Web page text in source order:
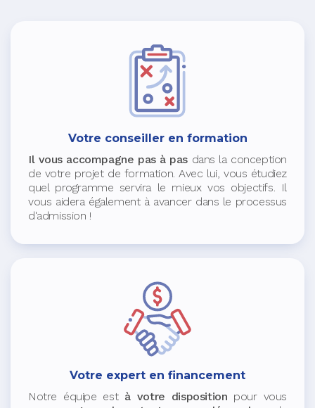
Votre conseiller en formation
Il vous accompagne pas à pas dans la conception
de votre projet de formation. Avec lui, vous étudiez
quel programme servira le mieux vos objectifs. Il
vous aidera également à avancer dans le processus
d'admission !
Votre expert en financement
Notre équipe est à votre disposition pour vous